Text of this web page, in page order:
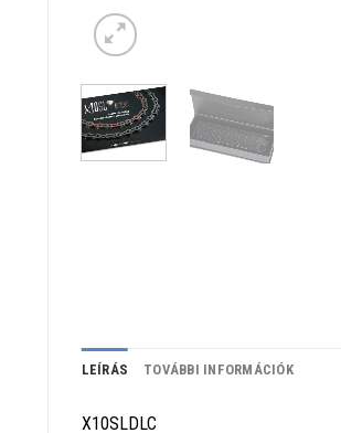
LEÍRÁS TOVÁBBI INFORMÁCIÓK
X10SLDLC